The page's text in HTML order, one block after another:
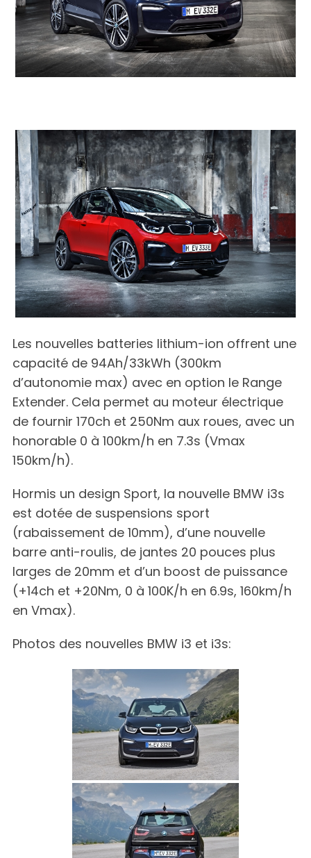
Les nouvelles batteries lithium-ion offrent une
capacité de 94Ah/33kWh (300km
d’autonomie max) avec en option le Range
Extender. Cela permet au moteur électrique
de fournir 170ch et 250Nm aux roues, avec un
honorable 0 à 100km/h en 7.3s (Vmax
150km/h).
Hormis un design Sport, la nouvelle BMW i3s
est dotée de suspensions sport
(rabaissement de 10mm), d’une nouvelle
barre anti-roulis, de jantes 20 pouces plus
larges de 20mm et d’un boost de puissance
(+14ch et +20Nm, 0 à 100K/h en 6.9s, 160km/h
en Vmax).
Photos des nouvelles BMW i3 et i3s: